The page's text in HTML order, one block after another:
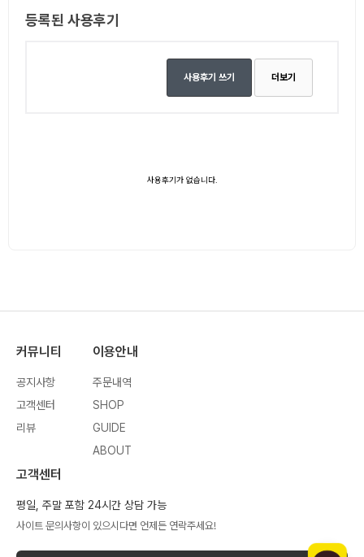
등록된 사용후기
사용후기 쓰기 더보기
사용후기가 없습니다.
커뮤니티
공지사항
고객센터
리뷰
이용안내
주문내역
SHOP
GUIDE
ABOUT
고객센터
평일, 주말 포함 24시간 상담 가능
사이트 문의사항이 있으시다면 언제든 연락주세요!